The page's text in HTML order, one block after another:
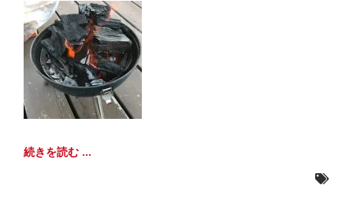
続きを読む ...